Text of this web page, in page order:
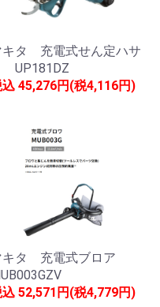
キタ 充電式せん定ハサ
UP181DZ
45,276円(税4,116円)
キタ 充電式ブロア
52,571円(税4,779円)